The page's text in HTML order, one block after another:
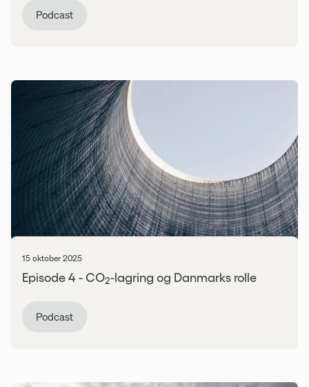
Podcast
15 oktober 2025
Episode 4 - CO2-lagring og Danmarks rolle
Podcast